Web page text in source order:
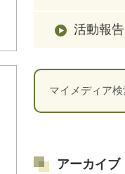
活動報告
アーカイブ